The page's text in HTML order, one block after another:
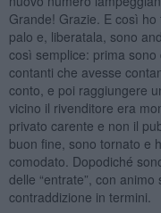
Grande! Grazie. E così
palo e, liberatala, sono
così semplice: prima
contanti che avesse
conto, e poi raggiungere
vicino il rivenditore era
privato carente e non il
buon fine, sono tornato e
comodato. Dopodiché
delle “entrate”, con
contraddizione in termini.